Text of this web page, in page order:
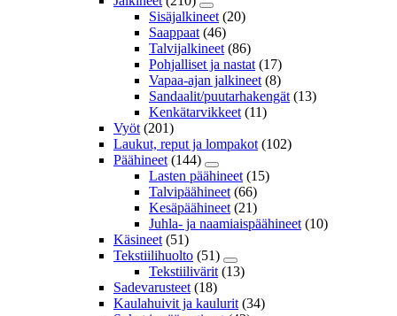
Sisäjalkineet (20)
Saappaat (46)
Talvijalkineet (86)
Pohjalliset ja nastat (17)
Vapaa-ajan jalkineet (8)
Sandaalit/puutarhakengät (13)
Kenkätarvikkeet (11)
Vyöt (201)
Laukut, reput ja lompakot (102)
Päähineet (144)
Lasten päähineet (15)
Talvipäähineet (66)
Kesäpäähineet (21)
Juhla- ja naamiaispäähineet (10)
Käsineet (51)
Tekstiilihuolto (51)
Tekstiilivärit (13)
Sadevarusteet (18)
Kaulahuivit ja kaulurit (34)